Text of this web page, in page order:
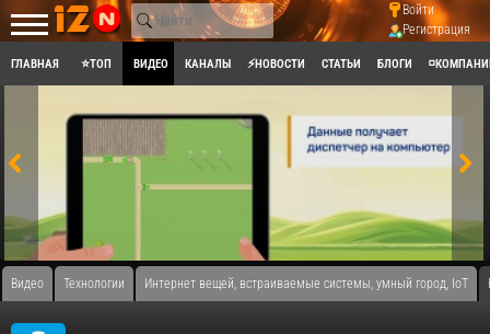
Войти
Регистрация
ГЛАВНАЯ ⭐ТОП ВИДЕО КАНАЛЫ ⚡НОВОСТИ СТАТЬИ БЛОГИ
Видео Технологии Интернет вещей, встраиваемые системы, умный город, IoT